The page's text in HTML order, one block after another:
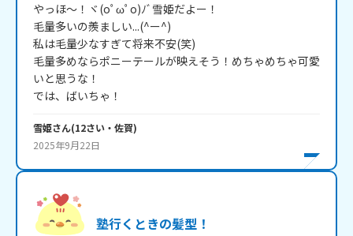
やっほ～！ヾ(oﾟωﾟo)ﾉﾞ雪姫だよー！
毛量多いの羨ましい...(^ー^)
私は毛量少なすぎて将来不安(笑)
毛量多めならポニーテールが映えそう！めちゃめちゃ可愛
いと思うな！
では、ばいちゃ！
雪姫さん(12さい・ 佐賀)
2025年9月22日
塾行くときの髪型！